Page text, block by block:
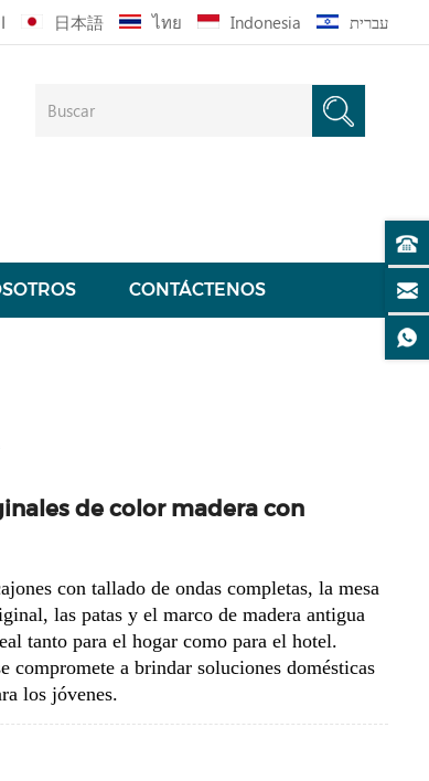
日本語 ไทย Indonesia עברית
CONTÁCTENOS
de color madera con
con tallado de ondas completas, la mesa
las patas y el marco de madera antigua
tanto para el hogar como para el hotel.
compromete a brindar soluciones domésticas
los jóvenes.